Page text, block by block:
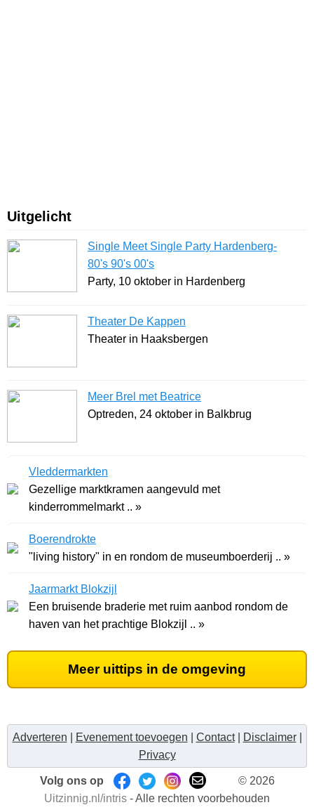
Uitgelicht
Single Meet Single Party Hardenberg-
80's 90's 00's
Party, 10 oktober in Hardenberg
Theater De Kappen
Theater in Haaksbergen
Meer Brel met Beatrice
Optreden, 24 oktober in Balkbrug
Vleddermarkten
Gezellige marktkramen aangevuld met
kinderrommelmarkt .. »
Boerendrokte
"living history" in en rondom de museumboerderij .. »
Jaarmarkt Blokzijl
Een bruisende braderie met ruim aanbod rondom de
haven van het prachtige Blokzijl .. »
Meer uittips in de omgeving
Adverteren Evenement toevoegen Contact| Disclaimer|
Privacy
Volg ons op
© 2026
Uitzinnig.nl/intris - Alle rechten voorbehouden